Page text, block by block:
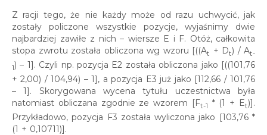
Z racji tego, że nie każdy może od razu uchwycić, jak
zostały policzone wszystkie pozycje, wyjaśnimy dwie
najbardziej zawiłe z nich – wiersze E i F. Otóż, całkowita
stopa zwrotu została obliczona wg wzoru [((At + Dt) / At-
1) – 1]. Czyli np. pozycja E2 została obliczona jako [((101,76
+ 2,00) / 104,94) – 1], a pozycja E3 już jako [112,66 / 101,76
– 1]. Skorygowana wycena tytułu uczestnictwa była
natomiast obliczana zgodnie ze wzorem [Ft-1 * (1 + Et)].
Przykładowo, pozycja F3 została wyliczona jako [103,76 *
(1 + 0,10711)].